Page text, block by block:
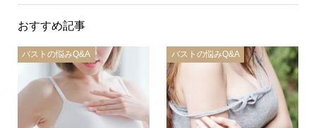
おすすめ記事
バストの悩みQ&A バストの悩みQ&A